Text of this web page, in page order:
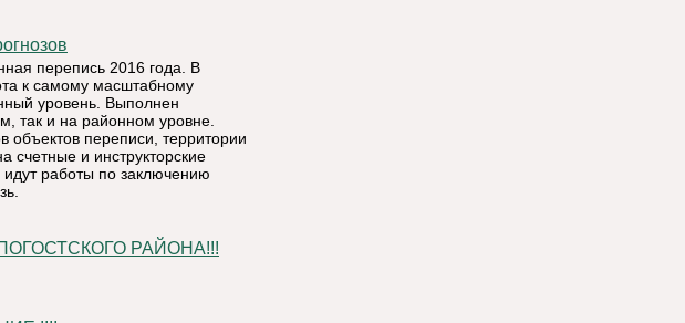
перепись 2016 года. В
к самому масштабному
уровень. Выполнен
так и на районном уровне.
переписи, территории
счетные и инструкторские
идут работы по заключению
РАЙОНА!!!